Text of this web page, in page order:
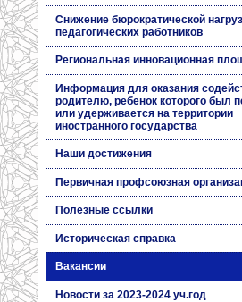
Снижение бюрократической
педагогических работников
Региональная инновационная
Информация для оказания
родителю, ребенок которого был
или удерживается на территории
иностранного государства
Наши достижения
Первичная профсоюзная
Полезные ссылки
Историческая справка
Вакансии
Новости за 2023-2024 уч.год